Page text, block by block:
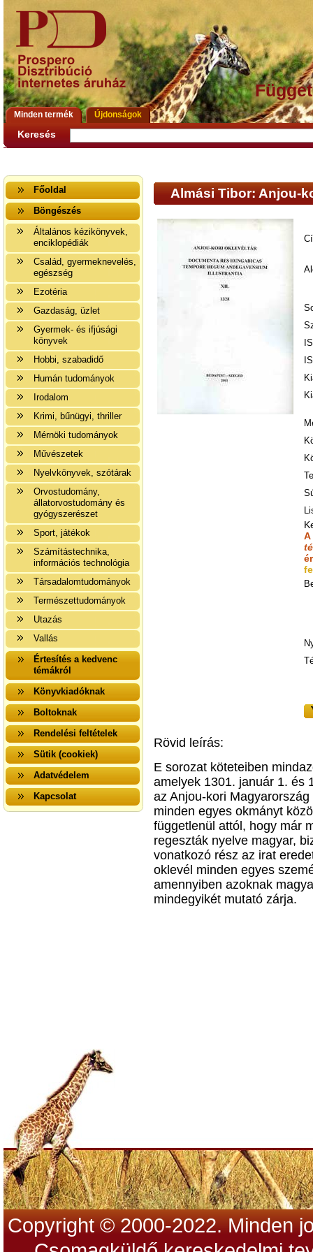
Minden termék Újdonságok
Keresés
Főoldal
Böngészés
Általános kézikönyvek,
enciklopédiák
Család, gyermeknevelés,
egészség
Ezotéria
Gazdaság, üzlet
Gyermek- és ifjúsági
könyvek
Hobbi, szabadidő
Humán tudományok
Irodalom
Krimi, bűnügyi, thriller
Mérnöki tudományok
Művészetek
Nyelvkönyvek, szótárak
Orvostudomány,
állatorvostudomány és
gyógyszerészet
Sport, játékok
Számítástechnika,
információs technológia
Társadalomtudományok
Természettudományok
Utazás
Vallás
Értesítés a kedvenc
témákról
Könyvkiadóknak
Boltoknak
Rendelési feltételek
Sütik (cookiek)
Adatvédelem
Kapcsolat
Almási Tibor: Anjou-
A
Rövid leírás:
E sorozat köteteiben
amelyek 1301. január 1. és
az Anjou-kori
minden egyes okmányt
függetlenül attól, hogy már
regeszták nyelve magyar,
vonatkozó rész az irat
oklevél minden egyes
amennyiben azoknak
mindegyikét mutató zárja.
Copyright © 2000-2022. Minden